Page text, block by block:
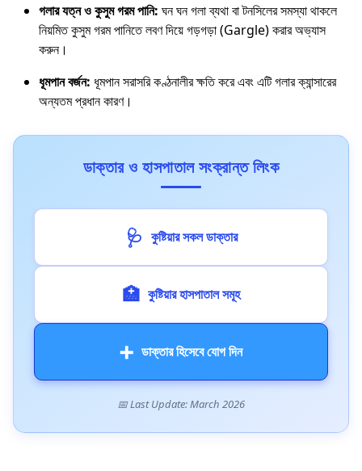
গলার যত্ন ও কুসুম গরম পানি: ঘন ঘন গলা ব্যথা বা টনসিলের সমস্যা থাকলে
নিয়মিত কুসুম গরম পানিতে লবণ দিয়ে গড়গড়া (Gargle) করার অভ্যাস
করুন।
ধূমপান বর্জন: ধূমপান সরাসরি কণ্ঠনালীর ক্ষতি করে এবং এটি গলার ক্যান্সারের
অন্যতম প্রধান কারণ।
ডাক্তার ও হাসপাতাল সংক্রান্ত লিংক
🩺 কুষ্টিয়ার সকল ডাক্তার
🏥 কুষ্টিয়ার হাসপাতাল সমূহ
➕ ডাক্তার হিসেবে যোগ দিন
📅 Last Update: March 2026